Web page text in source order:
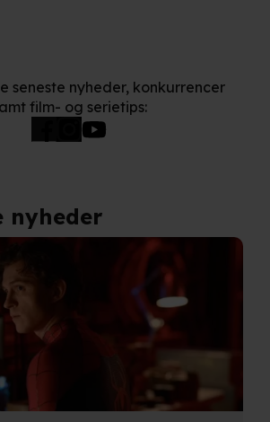
seneste nyheder, konkurrencer
film- og serietips:
nyheder